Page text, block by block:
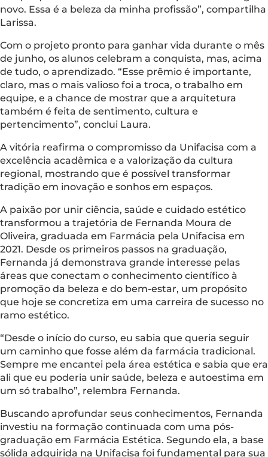
novo. Essa é a beleza da minha profissão”, compartilha
Larissa.
Com o projeto pronto para ganhar vida durante o mês
de junho, os alunos celebram a conquista, mas, acima
de tudo, o aprendizado. “Esse prêmio é importante,
claro, mas o mais valioso foi a troca, o trabalho em
equipe, e a chance de mostrar que a arquitetura
também é feita de sentimento, cultura e
pertencimento”, conclui Laura.
A vitória reafirma o compromisso da Unifacisa com a
excelência acadêmica e a valorização da cultura
regional, mostrando que é possível transformar
tradição em inovação e sonhos em espaços.
A paixão por unir ciência, saúde e cuidado estético
transformou a trajetória de Fernanda Moura de
Oliveira, graduada em Farmácia pela Unifacisa em
2021. Desde os primeiros passos na graduação,
Fernanda já demonstrava grande interesse pelas
áreas que conectam o conhecimento científico à
promoção da beleza e do bem-estar, um propósito
que hoje se concretiza em uma carreira de sucesso no
ramo estético.
“Desde o início do curso, eu sabia que queria seguir
um caminho que fosse além da farmácia tradicional.
Sempre me encantei pela área estética e sabia que era
ali que eu poderia unir saúde, beleza e autoestima em
um só trabalho”, relembra Fernanda.
Buscando aprofundar seus conhecimentos, Fernanda
investiu na formação continuada com uma pós-
graduação em Farmácia Estética. Segundo ela, a base
sólida adquirida na Unifacisa foi fundamental para sua